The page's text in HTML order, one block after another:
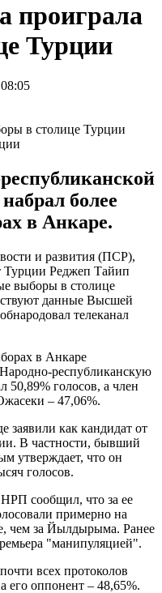
проиграла
Турции
более
в Анкаре.
и развития (ПСР),
Турции Реджеп Тайип
выборы в столице
данные Высшей
телеканал
в Анкаре
республиканскую
голосов, а член
– 47,06%.
заявили как кандидат от
В частности, бывший
утверждает, что он
голосов.
сообщил, что за ее
примерно на
чем за Йылдырыма. Ранее
"манипуляцией".
всех протоколов
его оппонент – 48,65%.